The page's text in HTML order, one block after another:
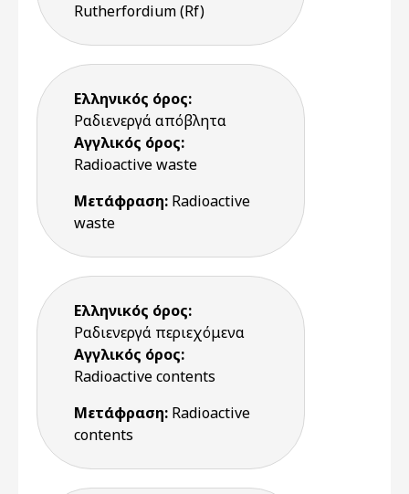
Rutherfordium (Rf)
Ελληνικός όρος:
Ραδιενεργά απόβλητα
Αγγλικός όρος:
Radioactive waste
Μετάφραση: Radioactive
waste
Ελληνικός όρος:
Ραδιενεργά περιεχόμενα
Αγγλικός όρος:
Radioactive contents
Μετάφραση: Radioactive
contents